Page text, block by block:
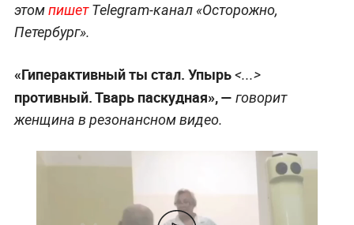
этомпишетTelegram-канал «Осторожно,
Петербург».
«Гиперактивный ты стал. Упырь<...>
противный. Тварь паскудная», — говорит
женщина в резонансном видео.